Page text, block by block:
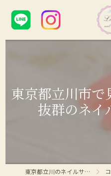
東京都立川市で
抜群のネイ
東京都立川のネイルサロンならLilly nail salon コラム